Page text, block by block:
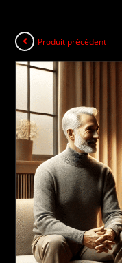
Produit précédent